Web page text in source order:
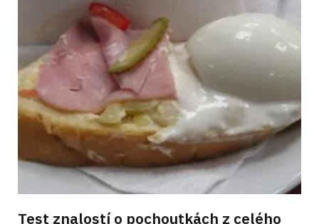
Test znalostí o pochoutkách z celého